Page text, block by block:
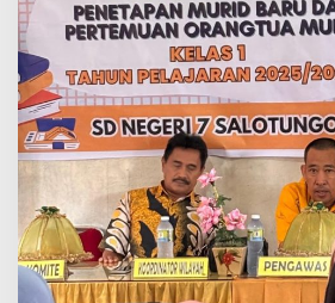
dan
Keteladanan